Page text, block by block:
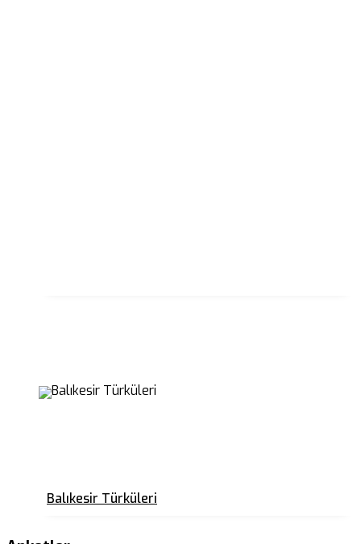
Balıkesir Türküleri